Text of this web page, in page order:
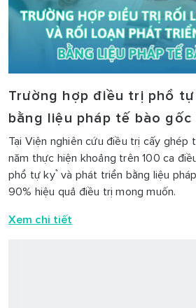
Trường hợp điều trị phổ
bằng liệu pháp tế bào gốc
Tại Viện nghiên cứu điều trị cấy ghép
năm thực hiện khoảng trên 100 ca
phổ tự kỷ và phát triển bằng liệu
90% hiệu quả điều trị mong muốn.
Xem chi tiết